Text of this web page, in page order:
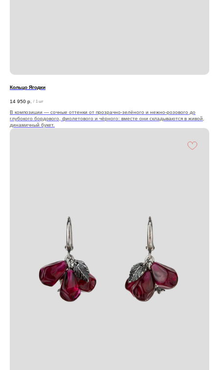
Кольцо Ягодки
14 950 р. / 1 шт
В композиции — сочные оттенки от прозрачно‑зелёного и нежно‑розового до
глубокого бордового, фиолетового и чёрного: вместе они складываются в живой,
динамичный букет.